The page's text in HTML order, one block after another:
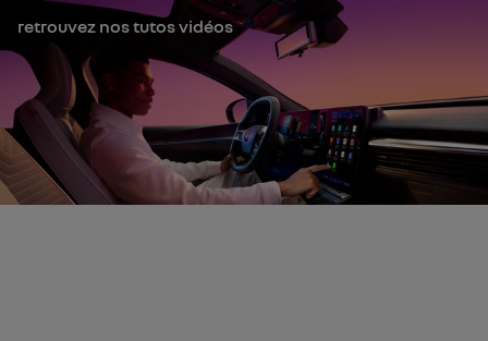
retrouvez nos tutos vidéos